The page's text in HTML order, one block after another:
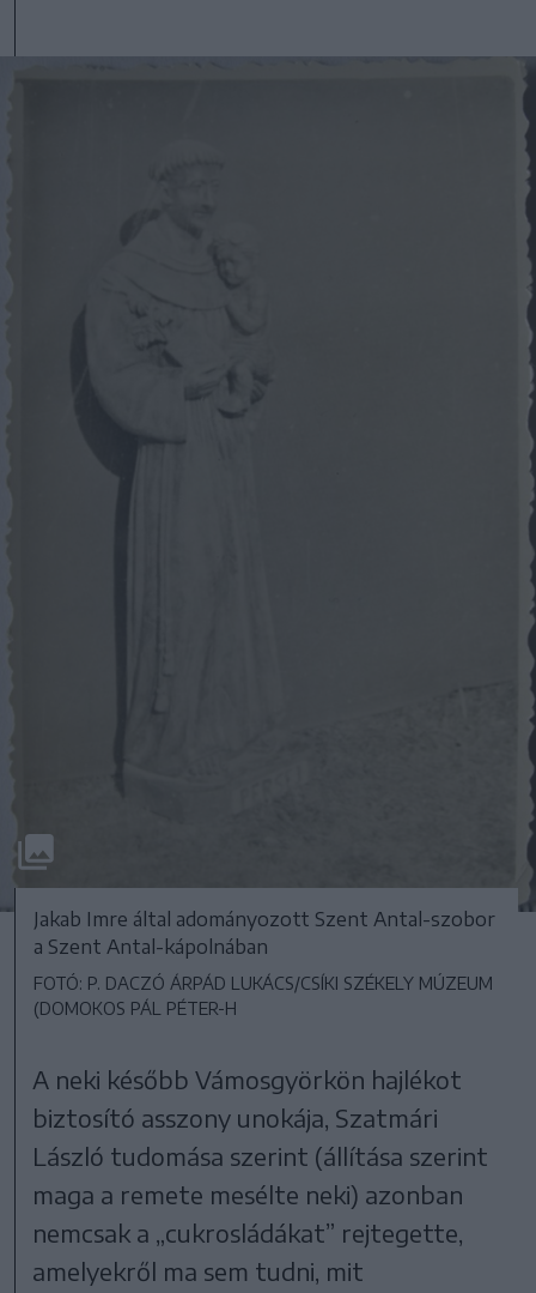
Jakab Imre által adományozott Szent Antal-szobor
a Szent Antal-kápolnában
FOTÓ: P. DACZÓ ÁRPÁD LUKÁCS/CSÍKI SZÉKELY MÚZEUM
(DOMOKOS PÁL PÉTER-H
A neki később Vámosgyörkön hajlékot
biztosító asszony unokája, Szatmári
László tudomása szerint (állítása szerint
maga a remete mesélte neki) azonban
nemcsak a „cukrosládákat” rejtegette,
amelyekről ma sem tudni, mit